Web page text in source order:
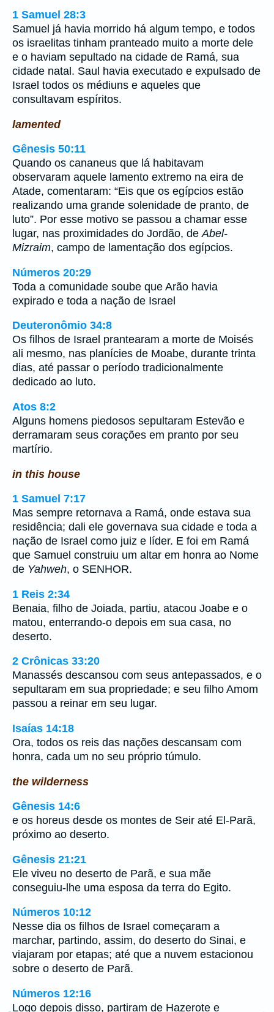
1 Samuel 28:3
Samuel já havia morrido há algum tempo, e todos
os israelitas tinham pranteado muito a morte dele
e o haviam sepultado na cidade de Ramá, sua
cidade natal. Saul havia executado e expulsado de
Israel todos os médiuns e aqueles que
consultavam espíritos.
lamented
Gênesis 50:11
Quando os cananeus que lá habitavam
observaram aquele lamento extremo na eira de
Atade, comentaram: “Eis que os egípcios estão
realizando uma grande solenidade de pranto, de
luto”. Por esse motivo se passou a chamar esse
lugar, nas proximidades do Jordão, deAbel-
Mizraim, campo de lamentação dos egípcios.
Números 20:29
Toda a comunidade soube que Arão havia
expirado e toda a nação de Israel
Deuteronômio 34:8
Os filhos de Israel prantearam a morte de Moisés
ali mesmo, nas planícies de Moabe, durante trinta
dias, até passar o período tradicionalmente
dedicado ao luto.
Atos 8:2
Alguns homens piedosos sepultaram Estevão e
derramaram seus corações em pranto por seu
martírio.
in this house
1 Samuel 7:17
Mas sempre retornava a Ramá, onde estava sua
residência; dali ele governava sua cidade e toda a
nação de Israel como juiz e líder. E foi em Ramá
que Samuel construiu um altar em honra ao Nome
de Yahweh, o SENHOR.
1 Reis 2:34
Benaia, filho de Joiada, partiu, atacou Joabe e o
matou, enterrando-o depois em sua casa, no
deserto.
2 Crônicas 33:20
Manassés descansou com seus antepassados, e o
sepultaram em sua propriedade; e seu filho Amom
passou a reinar em seu lugar.
Isaías 14:18
Ora, todos os reis das nações descansam com
honra, cada um no seu próprio túmulo.
the wilderness
Gênesis 14:6
e os horeus desde os montes de Seir até El-Parã,
próximo ao deserto.
Gênesis 21:21
Ele viveu no deserto de Parã, e sua mãe
conseguiu-lhe uma esposa da terra do Egito.
Números 10:12
Nesse dia os filhos de Israel começaram a
marchar, partindo, assim, do deserto do Sinai, e
viajaram por etapas; até que a nuvem estacionou
sobre o deserto de Parã.
Números 12:16
Logo depois disso, partiram de Hazerote e